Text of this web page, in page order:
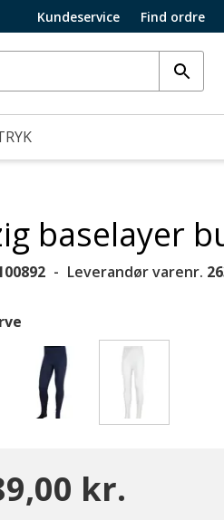
Kundeservice Find ordre
baselayer
Leverandør varenr.
kr.